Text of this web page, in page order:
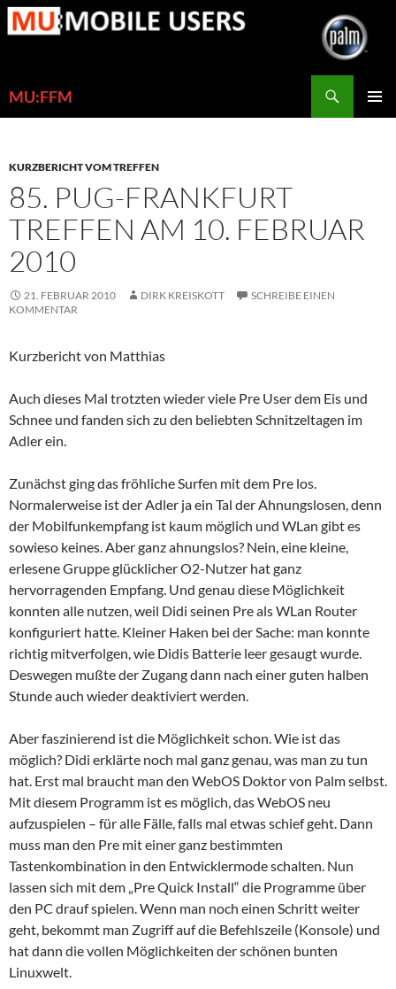
Zum
Inhalt
MU:FFM
KURZBERICHT VOM TREFFEN
85. PUG-FRANKFURT
TREFFEN AM 10. FEBRUAR
2010
21. FEBRUAR 2010 DIRK KREISKOTT
SCHREIBE EINEN
KOMMENTAR
Kurzbericht von Matthias
Auch dieses Mal trotzten wieder viele Pre User dem Eis und
Schnee und fanden sich zu den beliebten Schnitzeltagen im
Adler ein.
Zunächst ging das fröhliche Surfen mit dem Pre los.
Normalerweise ist der Adler ja ein Tal der Ahnungslosen, denn
der Mobilfunkempfang ist kaum möglich und WLan gibt es
sowieso keines. Aber ganz ahnungslos? Nein, eine kleine,
erlesene Gruppe glücklicher O2-Nutzer hat ganz
hervorragenden Empfang. Und genau diese Möglichkeit
konnten alle nutzen, weil Didi seinen Pre als WLan Router
konfiguriert hatte. Kleiner Haken bei der Sache: man konnte
richtig mitverfolgen, wie Didis Batterie leer gesaugt wurde.
Deswegen mußte der Zugang dann nach einer guten halben
Stunde auch wieder deaktiviert werden.
Aber faszinierend ist die Möglichkeit schon. Wie ist das
möglich? Didi erklärte noch mal ganz genau, was man zu tun
hat. Erst mal braucht man den WebOS Doktor von Palm selbst.
Mit diesem Programm ist es möglich, das WebOS neu
aufzuspielen – für alle Fälle, falls mal etwas schief geht. Dann
muss man den Pre mit einer ganz bestimmten
Tastenkombination in den Entwicklermode schalten. Nun
lassen sich mit dem „Pre Quick Install“ die Programme über
den PC drauf spielen. Wenn man noch einen Schritt weiter
geht, bekommt man Zugriff auf die Befehlszeile (Konsole) und
hat dann die vollen Möglichkeiten der schönen bunten
Linuxwelt.